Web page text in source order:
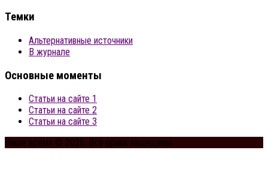
Темки
Альтернативные источники
В журнале
Основные моменты
Статьи на сайте 1
Статьи на сайте 2
Статьи на сайте 3
Наше время © 2026. Все права защищены.